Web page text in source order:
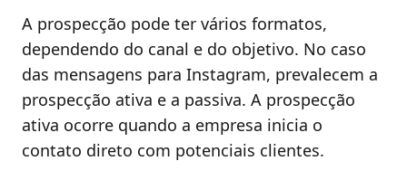
A prospecção pode ter vários formatos,
dependendo do canal e do objetivo. No caso
das mensagens para Instagram, prevalecem a
prospecção ativa e a passiva. A prospecção
ativa ocorre quando a empresa inicia o
contato direto com potenciais clientes.